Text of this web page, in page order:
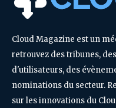
Cloud Magazine est un
retrouvez des tribunes,
d'utilisateurs, des
nominations du secteur.
sur les innovations du